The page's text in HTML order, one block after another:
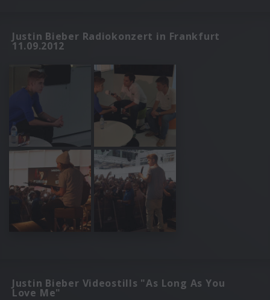
Justin Bieber Radiokonzert in Frankfurt
11.09.2012
Justin Bieber Videostills "As Long As You
Love Me"